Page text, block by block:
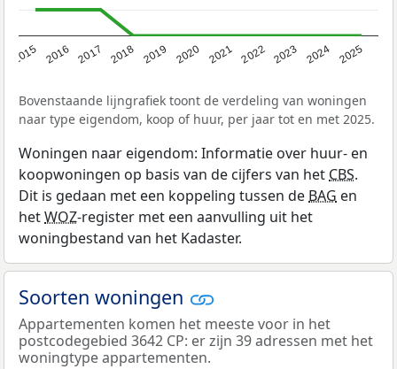
2015 2016 2017 2018 2019 2020 2021 2022 2023 2024 2025
Bovenstaande lijngrafiek toont de verdeling van woningen
naar type eigendom, koop of huur, per jaar tot en met 2025.
Woningen naar eigendom: Informatie over huur- en
koopwoningen op basis van de cijfers van het CBS.
Dit is gedaan met een koppeling tussen de BAG en
hetWOZ-register met een aanvulling uit het
woningbestand van het Kadaster.
Soorten woningen
Appartementen komen het meeste voor in het
postcodegebied 3642 CP: er zijn 39 adressen met het
woningtype appartementen.